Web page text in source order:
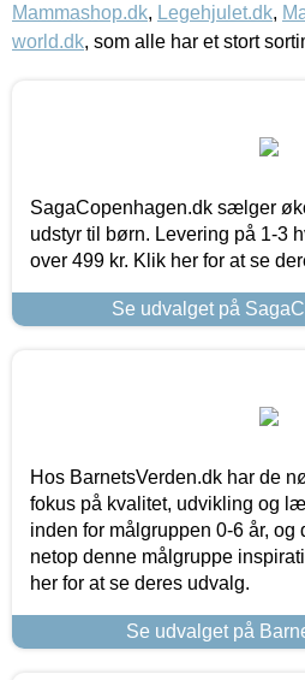
Mammashop.dk, Legehjulet.dk,
world.dk, som alle har et stort
SagaCopenhagen.dk sælger
udstyr til børn. Levering på 1-3
over 499 kr. Klik her for at se
Se udvalget på
Hos BarnetsVerden.dk har de
fokus på kvalitet, udvikling og
inden for målgruppen 0-6 år, og
netop denne målgruppe
her for at se deres udvalg.
Se udvalget på